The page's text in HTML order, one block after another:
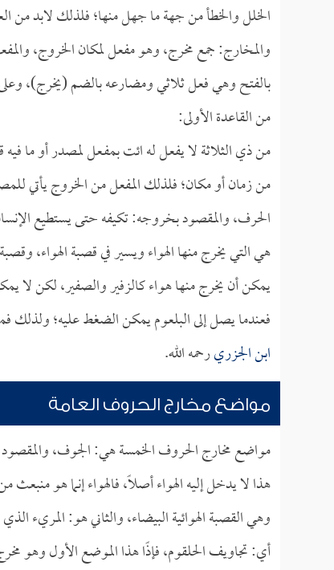
الخلل والخطأ من جهة ما جهل منها؛ فلذلك لابد من
والمخارج: جمع مخرج، وهو مفعل لمكان الخروج،
بالفتح وهي فعل ثلاثي ومضارعه بالضم (يخرج)، وعلى
من القاعدة الأولى:
من ذي الثلاثة لا يفعل له ائت بمفـعل لمصدر أو ما
من زمان أو مكان؛ فلذلك المفعل من الخروج يأتي
الحرف، والمقصود بخروجه: تكيفه حتى يستطيع
هي التي يخرج منها الهواء ويسير في قصبة الهواء،
يمكن أن يخرج منها هواء كالزفير والصفير، لكن لا
فعندما يصل إلى البلعوم يمكن الضغط عليه؛ ولذلك
ابن الجزريرحمه الله.
مواضع مخارج الحروف العامة
مواضع مخارج الحروف الخمسة هي: الجوف، والمقصود
هذا لا يدخل إليه الهواء أصلًا، فالهواء إنما هو
وهي القصبة الهوائية البيضاء، والثاني هو: المريء
أي: تجاويف الحلقوم، فإذًا هذا الموضع الأول وهو